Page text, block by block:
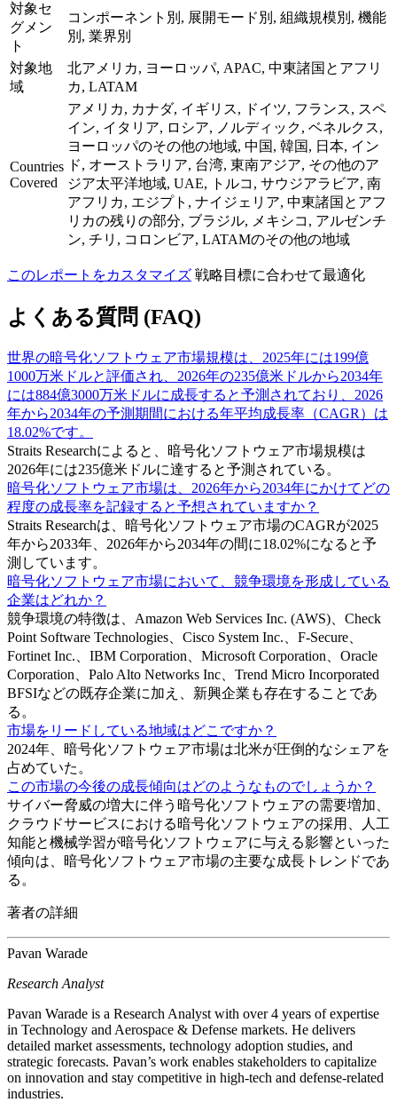
対象セ
グメン
ト
コンポーネント別, 展開モード別, 組織規模別, 機能
別, 業界別
対象地
域
北アメリカ, ヨーロッパ, APAC, 中東諸国とアフリ
カ, LATAM
Countries
Covered
アメリカ, カナダ, イギリス, ドイツ, フランス, スペ
イン, イタリア, ロシア, ノルディック, ベネルクス,
ヨーロッパのその他の地域, 中国, 韓国, 日本, イン
ド, オーストラリア, 台湾, 東南アジア, その他のア
ジア太平洋地域, UAE, トルコ, サウジアラビア, 南
アフリカ, エジプト, ナイジェリア, 中東諸国とアフ
リカの残りの部分, ブラジル, メキシコ, アルゼンチ
ン, チリ, コロンビア, LATAMのその他の地域
このレポートをカスタマイズ 戦略目標に合わせて最適化
よくある質問 (FAQ)
世界の暗号化ソフトウェア市場規模は、2025年には199億
1000万米ドルと評価され、2026年の235億米ドルから2034年
には884億3000万米ドルに成長すると予測されており、2026
年から2034年の予測期間における年平均成長率（CAGR）は
18.02%です。
Straits Researchによると、暗号化ソフトウェア市場規模は
2026年には235億米ドルに達すると予測されている。
暗号化ソフトウェア市場は、2026年から2034年にかけてどの
程度の成長率を記録すると予想されていますか？
Straits Researchは、暗号化ソフトウェア市場のCAGRが2025
年から2033年、2026年から2034年の間に18.02%になると予
測しています。
暗号化ソフトウェア市場において、競争環境を形成している
企業はどれか？
競争環境の特徴は、Amazon Web Services Inc. (AWS)、Check
Point Software Technologies、Cisco System Inc.、F-Secure、
Fortinet Inc.、IBM Corporation、Microsoft Corporation、Oracle
Corporation、Palo Alto Networks Inc、Trend Micro Incorporated
BFSIなどの既存企業に加え、新興企業も存在することであ
る。
市場をリードしている地域はどこですか？
2024年、暗号化ソフトウェア市場は北米が圧倒的なシェアを
占めていた。
この市場の今後の成長傾向はどのようなものでしょうか？
サイバー脅威の増大に伴う暗号化ソフトウェアの需要増加、
クラウドサービスにおける暗号化ソフトウェアの採用、人工
知能と機械学習が暗号化ソフトウェアに与える影響といった
傾向は、暗号化ソフトウェア市場の主要な成長トレンドであ
る。
著者の詳細
Pavan Warade
Research Analyst
Pavan Warade is a Research Analyst with over 4 years of expertise
in Technology and Aerospace & Defense markets. He delivers
detailed market assessments, technology adoption studies, and
strategic forecasts. Pavan’s work enables stakeholders to capitalize
on innovation and stay competitive in high-tech and defense-related
industries.